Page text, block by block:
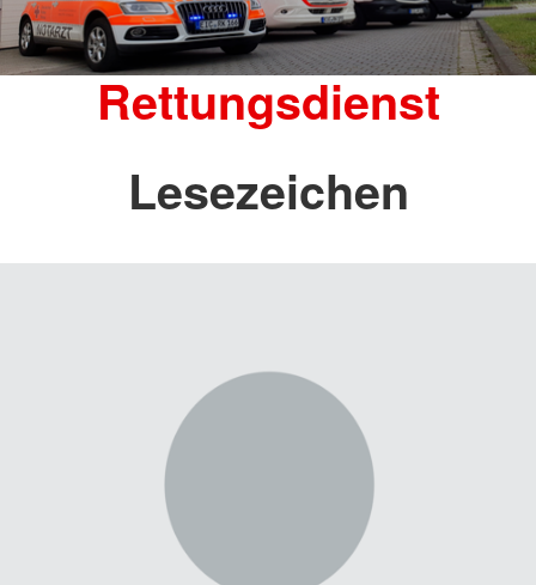
Rettungsdienst
Lesezeichen